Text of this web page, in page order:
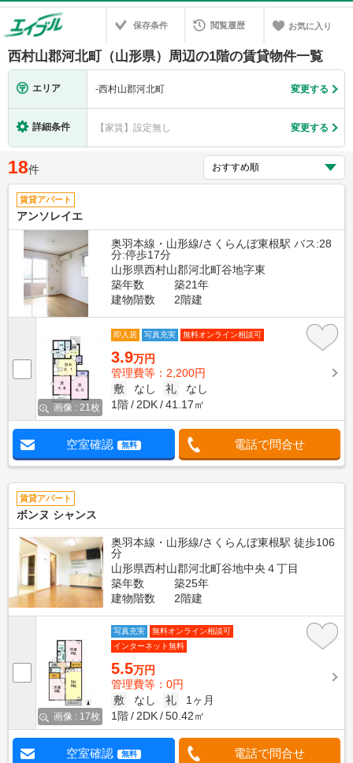
保存条件 閲覧履歴 お気に入り
西村山郡河北町（山形県）周辺の1階の賃貸物件一覧
エリア -西村山郡河北町 変更する
詳細条件 【家賃】設定無し 変更する
18件
賃貸アパート
アンソレイエ
奥羽本線・山形線/さくらんぼ東根駅 バス:28
分:停歩17分
山形県西村山郡河北町谷地字東
築年数
築21年
建物階数
2階建
画像 : 21枚
即入居 写真充実 無料オンライン相談可
3.9万円
管理費等：2,200円
敷
なし 礼
なし
1階
2DK 41.17㎡
空室確認 無料 電話で問合せ
賃貸アパート
ボンヌ シャンス
奥羽本線・山形線/さくらんぼ東根駅 徒歩106
分
山形県西村山郡河北町谷地中央４丁目
築年数
築25年
建物階数
2階建
画像 : 17枚
写真充実
無料オンライン相談可
インターネット無料
5.5万円
管理費等：0円
敷
なし 礼
1ヶ月
1階
2DK 50.42㎡
空室確認 無料 電話で問合せ